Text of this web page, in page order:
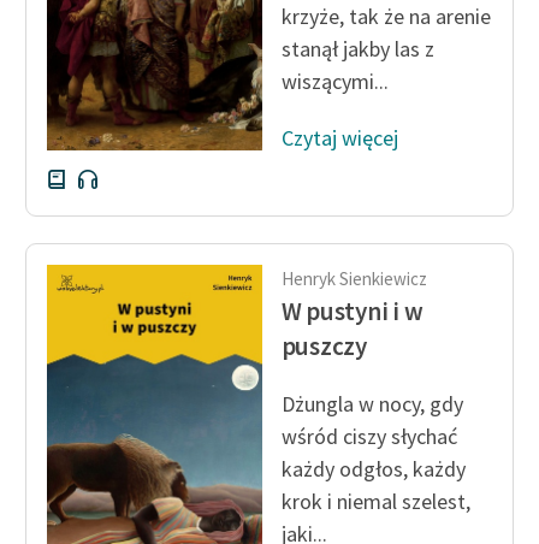
Zasady wykorzystania
Wolnych Lektur
Logotypy
Materiały promocyjne
Regulamin biblioteki
Dane fundacji i
sprawozdania finansowe
Informacja o treściach
wrażliwych
Deklaracja dostępności
krzyże, tak że na arenie
stanął jakby las z
wiszącymi...
Czytaj więcej
Henryk Sienkiewicz
W pustyni i w
puszczy
Dżungla w nocy, gdy
wśród ciszy słychać
każdy odgłos, każdy
krok i niemal szelest,
jaki...